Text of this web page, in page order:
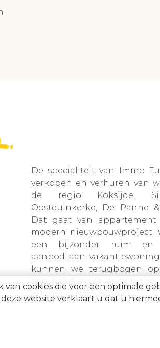
De specialiteit van Immo
verkopen en verhuren van
de regio Koksijde,
Oostduinkerke, De Panne
Dat gaat van
modern nieuwbouwproject.
een bijzonder ruim en
aanbod aan
kunnen we terugbogen
een halve eeuw ervaring in
van gebouwen (syndic).
van cookies die voor een optimale
website verklaart u dat u